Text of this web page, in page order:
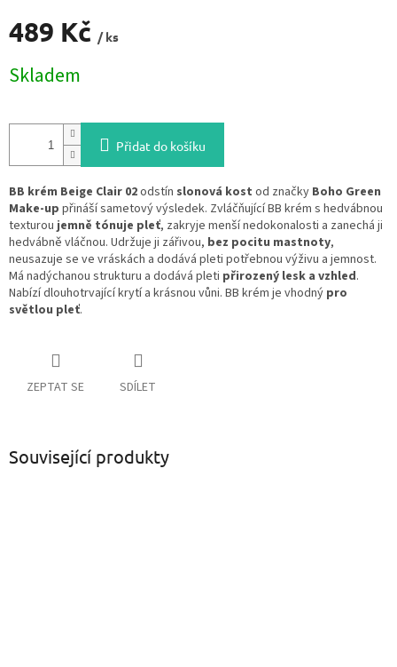
489 Kč / ks
cena:
Skladem
Přidat do košíku
BB krém Beige Clair 02odstín slonová kost od značky Boho Green
Make-up přináší sametový výsledek. Zvláčňující BB krém s hedvábnou
texturoujemně tónuje pleť, zakryje menší nedokonalosti a zanechá ji
hedvábně vláčnou. Udržuje ji zářivou, bez pocitu mastnoty,
neusazuje se ve vráskách a dodává pleti potřebnou výživu a jemnost.
Má nadýchanou strukturu a dodává pleti přirozený lesk a vzhled.
Nabízí dlouhotrvající krytí a krásnou vůni. BB krém je vhodný pro
světlou pleť.
ZEPTAT SE SDÍLET
Související produkty